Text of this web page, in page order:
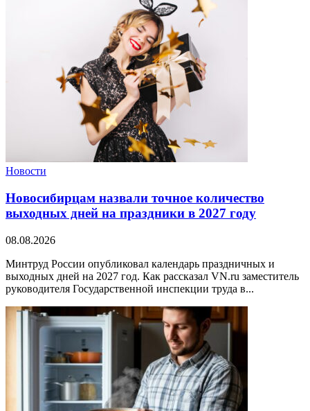
Новости
Новосибирцам назвали точное количество
выходных дней на праздники в 2027 году
08.08.2026
Минтруд России опубликовал календарь праздничных и
выходных дней на 2027 год. Как рассказал VN.ru заместитель
руководителя Государственной инспекции труда в...